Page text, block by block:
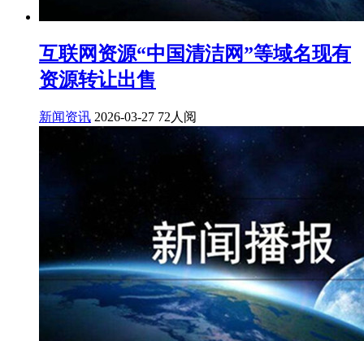
互联网资源“中国清洁网”等域名现有
资源转让出售
新闻资讯 2026-03-27 72人阅